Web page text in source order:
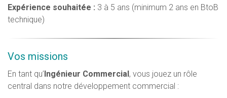
Expérience souhaitée : 3 à 5 ans (minimum 2 ans en BtoB
technique)
Vos missions
En tant qu’Ingénieur Commercial, vous jouez un rôle
central dans notre développement commercial :